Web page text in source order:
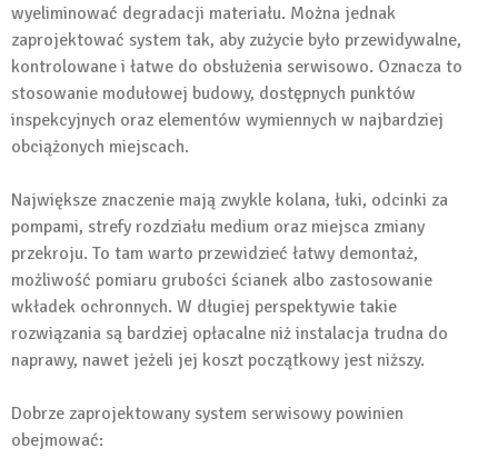
wyeliminować degradacji materiału. Można jednak
zaprojektować system tak, aby zużycie było przewidywalne,
kontrolowane i łatwe do obsłużenia serwisowo. Oznacza to
stosowanie modułowej budowy, dostępnych punktów
inspekcyjnych oraz elementów wymiennych w najbardziej
obciążonych miejscach.
Największe znaczenie mają zwykle kolana, łuki, odcinki za
pompami, strefy rozdziału medium oraz miejsca zmiany
przekroju. To tam warto przewidzieć łatwy demontaż,
możliwość pomiaru grubości ścianek albo zastosowanie
wkładek ochronnych. W długiej perspektywie takie
rozwiązania są bardziej opłacalne niż instalacja trudna do
naprawy, nawet jeżeli jej koszt początkowy jest niższy.
Dobrze zaprojektowany system serwisowy powinien
obejmować: